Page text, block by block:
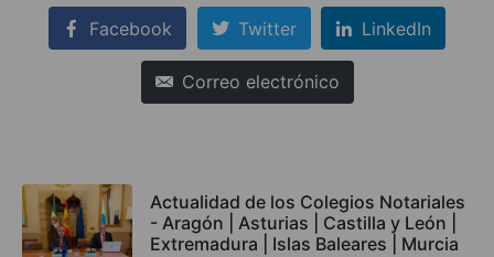
Facebook Twitter LinkedIn
Correo electrónico
Actualidad de los Colegios Notariales
- Aragón | Asturias | Castilla y León |
Extremadura | Islas Baleares | Murcia